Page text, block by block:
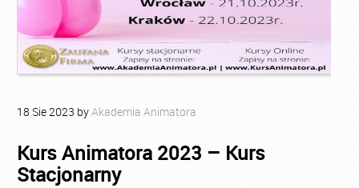
18 Sie2023 byAkademia Animatora
Kurs Animatora 2023 – Kurs
Stacjonarny